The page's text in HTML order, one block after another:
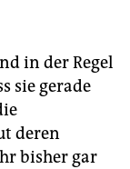
in der Regel
sie gerade
deren
bisher gar